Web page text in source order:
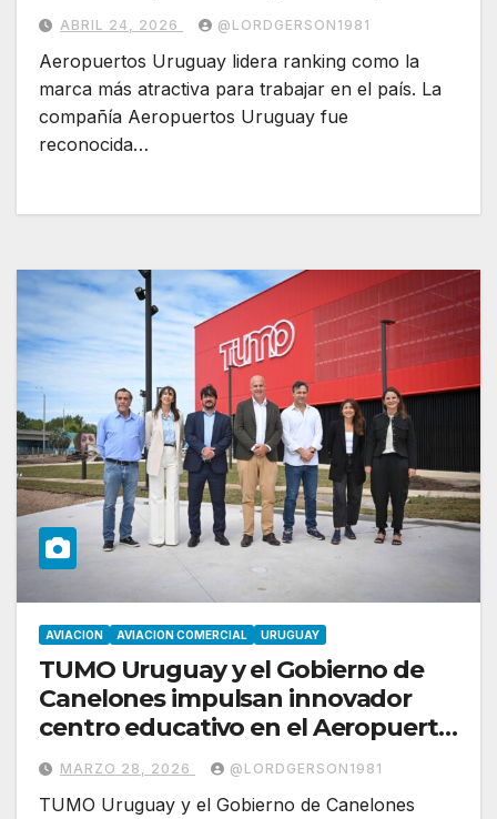
ABRIL 24, 2026 @LORDGERSON1981
Aeropuertos Uruguay lidera ranking como la
marca más atractiva para trabajar en el país. La
compañía Aeropuertos Uruguay fue
reconocida…
AVIACION AVIACION COMERCIAL URUGUAY
TUMO Uruguay y el Gobierno de
Canelones impulsan innovador
centro educativo en el Aeropuerto
de Carrasco
MARZO 28, 2026 @LORDGERSON1981
TUMO Uruguay y el Gobierno de Canelones